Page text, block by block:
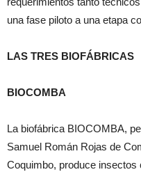
una fase piloto a una etapa
LAS TRES BIOFÁBRICAS
BIOCOMBA
La biofábrica BIOCOMBA,
Samuel Román Rojas de
Coquimbo, produce insectos